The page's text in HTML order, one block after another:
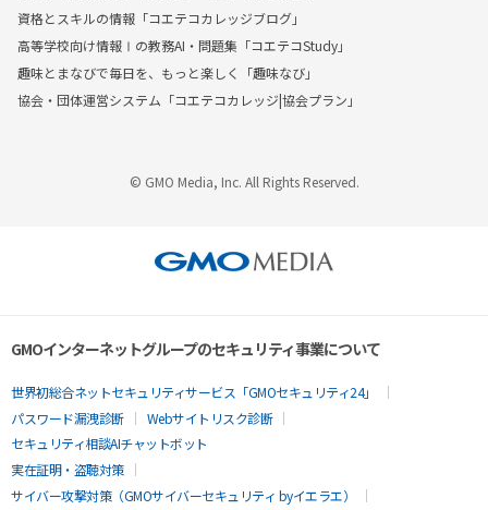
資格とスキルの情報「コエテコカレッジブログ」
高等学校向け情報Ⅰの教務AI・問題集「コエテコStudy」
趣味とまなびで毎日を、もっと楽しく「趣味なび」
協会・団体運営システム「コエテコカレッジ|協会プラン」
© GMO Media, Inc. All Rights Reserved.
GMOインターネットグループのセキュリティ事業について
世界初総合ネットセキュリティサービス「GMOセキュリティ24」
パスワード漏洩診断
Webサイトリスク診断
セキュリティ相談AIチャットボット
実在証明・盗聴対策
サイバー攻撃対策（GMOサイバーセキュリティ byイエラエ）